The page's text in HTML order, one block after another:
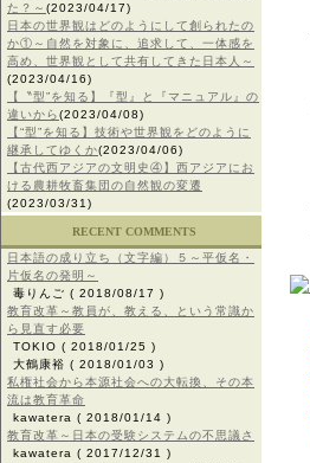
た？～ (2023/04/17)
日本の世界観はどのようにして創られたの
か①～自然を対象に、追求して、一体感を
高め、世界観として共有してきた日本人～
(2023/04/16)
【〝型”を知る】『型』と『マニュアル』の
違いから(2023/04/08)
【“型”を知る】技術や世界観をどのように
継承してゆくか(2023/04/06)
【古代西アジアの文明史④】西アジアにお
ける農耕牧畜集団の自然観の変遷
(2023/03/31)
RECENT COMMENTS
日本語の成り立ち（文字編）５～平仮名・
片仮名の発明～
毒りんご ( 2018/08/17 )
教育改革～教員が、教える、という常識か
ら見直す必要
TOKIO ( 2018/01/25 )
大鶴康裕 ( 2018/01/03 )
私権社会から本源社会への大転換、その本
流は教育革命
kawatera ( 2018/01/14 )
教育改革～日本の受験システムの不思議さ
kawatera ( 2017/12/31 )